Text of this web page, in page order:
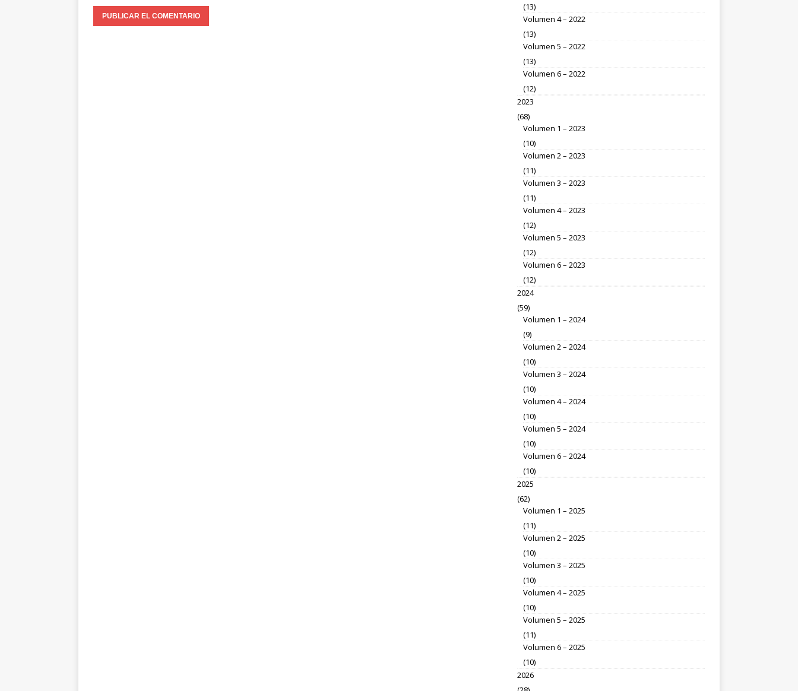
(13)
Volumen 4 – 2022
(13)
Volumen 5 – 2022
(13)
Volumen 6 – 2022
(12)
2023
(68)
Volumen 1 – 2023
(10)
Volumen 2 – 2023
(11)
Volumen 3 – 2023
(11)
Volumen 4 – 2023
(12)
Volumen 5 – 2023
(12)
Volumen 6 – 2023
(12)
2024
(59)
Volumen 1 – 2024
(9)
Volumen 2 – 2024
(10)
Volumen 3 – 2024
(10)
Volumen 4 – 2024
(10)
Volumen 5 – 2024
(10)
Volumen 6 – 2024
(10)
2025
(62)
Volumen 1 – 2025
(11)
Volumen 2 – 2025
(10)
Volumen 3 – 2025
(10)
Volumen 4 – 2025
(10)
Volumen 5 – 2025
(11)
Volumen 6 – 2025
(10)
2026